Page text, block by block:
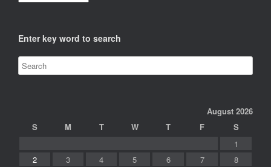
Enter key word to search
August 2026
S
M T W T F
S
1
2
3 4 5 6 7 8